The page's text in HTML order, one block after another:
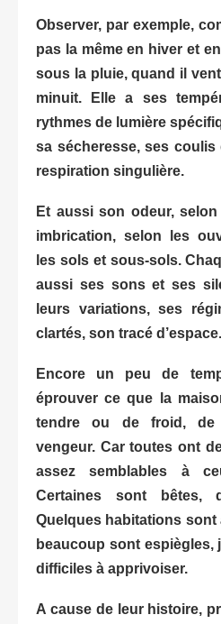
Observer, par exemple,
pas la même en hiver et
sous la pluie, quand il
minuit. Elle a ses
rythmes de lumière
sa sécheresse, ses coulis
respiration singulière.
Et aussi son odeur,
imbrication, selon les
les sols et sous-sols.
aussi ses sons et ses
leurs variations, ses
clartés, son tracé d’espace.
Encore un peu de
éprouver ce que la
tendre ou de froid, de
vengeur. Car toutes ont
assez semblables à
Certaines sont bêtes,
Quelques habitations sont
beaucoup sont
difficiles à apprivoiser.
A cause de leur histoire,